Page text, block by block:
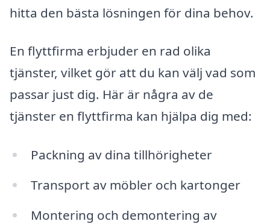
hitta den bästa lösningen för dina behov.
En flyttfirma erbjuder en rad olika
tjänster, vilket gör att du kan välj vad som
passar just dig. Här är några av de
tjänster en flyttfirma kan hjälpa dig med:
Packning av dina tillhörigheter
Transport av möbler och kartonger
Montering och demontering av